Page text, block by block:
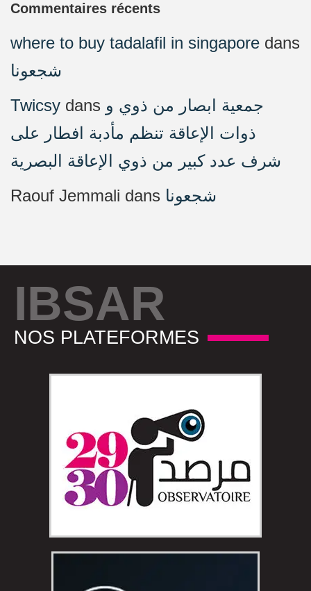
Commentaires récents
where to buy tadalafil in singapore dans
شجعونا
Twicsy dans جمعية ابصار من ذوي و
ذوات الإعاقة تنظم مأدبة افطار على
شرف عدد كبير من ذوي الإعاقة البصرية
Raouf Jemmali dans شجعونا
IBSAR
NOS PLATEFORMES